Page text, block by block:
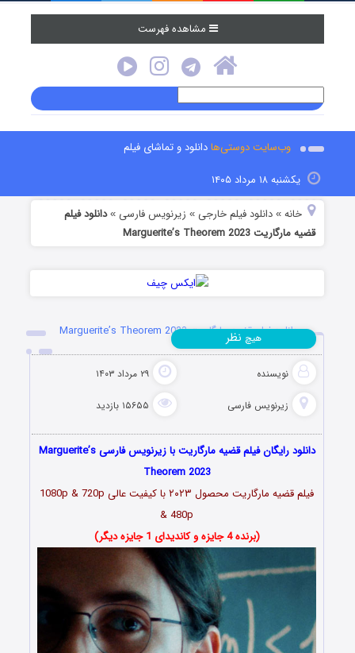
مشاهده فهرست
وب‌سایت دوستی‌هادانلود و تماشای فیلم
یکشنبه ۱۸ مرداد ۱۴۰۵
خانه »دانلود فیلم خارجی » زیرنویس فارسی »دانلود فیلم
قضیه مارگاریت Marguerite’s Theorem 2023
دانلود فیلم قضیه مارگاریت Marguerite’s Theorem 2023
نویسنده ۲۹ مرداد ۱۴۰۳
زیرنویس فارسی ۱۵۶۵۵ بازدید
هیچ نظر
دانلود رایگان فیلم قضیه مارگاریت با زیرنویس فارسی Marguerite’s
Theorem 2023
فیلم قضیه مارگاریت محصول ۲۰۲۳ با کیفیت عالی 1080p & 720p
& 480p
(برنده 4 جایزه و کاندیدای 1 جایزه دیگر)